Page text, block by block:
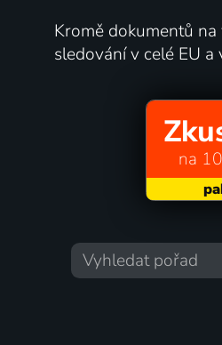
Kromě dokumentů
sledování v celé EU a
na